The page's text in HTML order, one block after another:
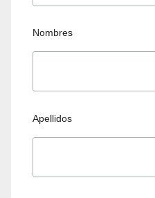
Nombres
Apellidos